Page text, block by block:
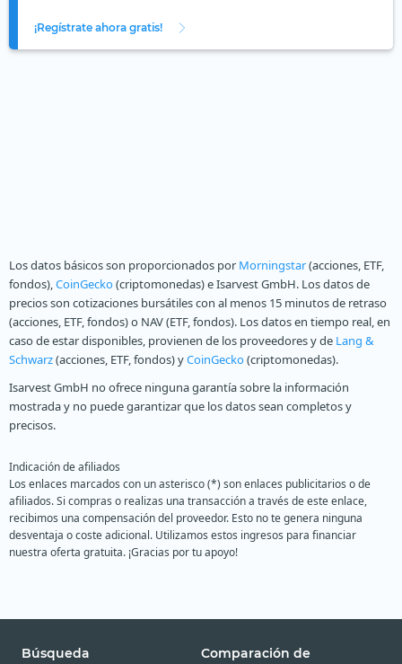
¡Regístrate ahora gratis!
Los datos básicos son proporcionados por Morningstar(acciones, ETF,
fondos),CoinGecko(criptomonedas) e Isarvest GmbH. Los datos de
precios son cotizaciones bursátiles con al menos 15 minutos de retraso
(acciones, ETF, fondos) o NAV (ETF, fondos). Los datos en tiempo real, en
caso de estar disponibles, provienen de los proveedores y de Lang &
Schwarz(acciones, ETF, fondos) yCoinGecko(criptomonedas).
Isarvest GmbH no ofrece ninguna garantía sobre la información
mostrada y no puede garantizar que los datos sean completos y
precisos.
Indicación de afiliados
Los enlaces marcados con un asterisco (*) son enlaces publicitarios o de
afiliados. Si compras o realizas una transacción a través de este enlace,
recibimos una compensación del proveedor. Esto no te genera ninguna
desventaja o coste adicional. Utilizamos estos ingresos para financiar
nuestra oferta gratuita. ¡Gracias por tu apoyo!
Búsqueda
Comparación de